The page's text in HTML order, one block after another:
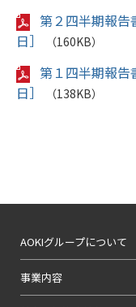
第２四半期報
日］
（160KB）
第１四半期報
日］
（138KB）
AOKIグループについて
事業内容